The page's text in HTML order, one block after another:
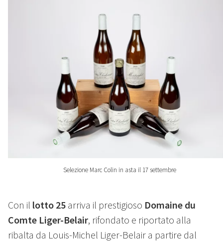
Selezione Marc Colin in asta il 17 settembre
Con il lotto 25 arriva il prestigioso Domaine du
Comte Liger-Belair, rifondato e riportato alla
ribalta da Louis-Michel Liger-Belair a partire dal